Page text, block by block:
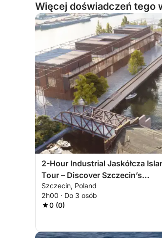
Więcej doświadczeń tego
2-Hour Industrial Jaskółcza
Tour – Discover Szczecin’s
Forgotten Side
Szczecin, Poland
2h00 · Do 3 osób
0 (0)